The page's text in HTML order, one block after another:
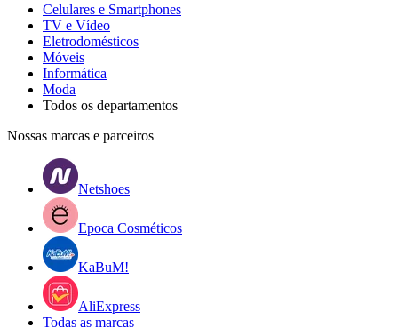
Celulares e Smartphones
TV e Vídeo
Eletrodomésticos
Móveis
Informática
Moda
Todos os departamentos
Nossas marcas e parceiros
Netshoes
Epoca Cosméticos
KaBuM!
AliExpress
Todas as marcas